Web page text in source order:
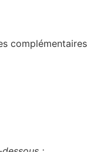
complémentaires